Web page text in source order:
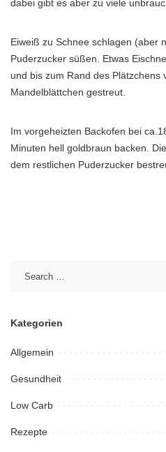
dabei gibt es aber zu viele
Eiweiß zu Schnee schlagen (aber
Puderzucker süßen. Etwas
und bis zum Rand des Plätzchens
Mandelblättchen gestreut.
Im vorgeheizten Backofen bei
Minuten hell goldbraun backen.
dem restlichen Puderzucker
Kategorien
Allgemein
Gesundheit
Low Carb
Rezepte